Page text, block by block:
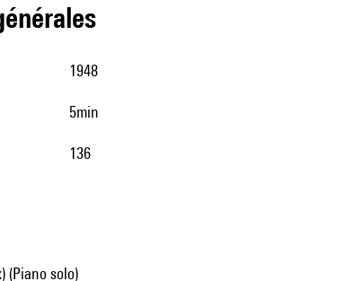
1948
5min
136
(Piano solo)